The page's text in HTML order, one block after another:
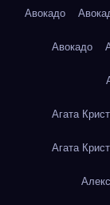
Авокадо
Авокадо
Агата
Агата